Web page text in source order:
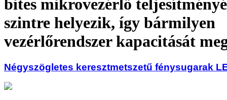
bites mikrovezérlő
szintre helyezik, így bármilyen
vezérlőrendszer kapacitását
Négyszögletes keresztmetszetű fénysugarak